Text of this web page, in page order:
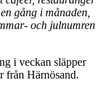
gång i månaden,
och julnumren
i veckan släpper
från Härnösand.